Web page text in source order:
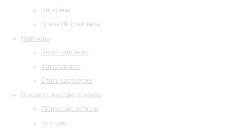
Интервью
Время Шостаковича
Партнеры
Наши партнеры
Фотогалерея
Стать партнером
Просветительские проекты
Творческие встречи
Выставки